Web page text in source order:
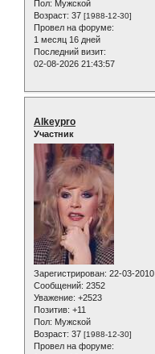
Пол: Мужской
Возраст: 37 [1988-12-30]
Провел на форуме:
1 месяц 16 дней
Последний визит:
02-08-2026 21:43:57
Alkeypro
Участник
Зарегистрирован: 22-03-2010
Сообщений: 2352
Уважение: +2523
Позитив: +11
Пол: Мужской
Возраст: 37 [1988-12-30]
Провел на форуме: